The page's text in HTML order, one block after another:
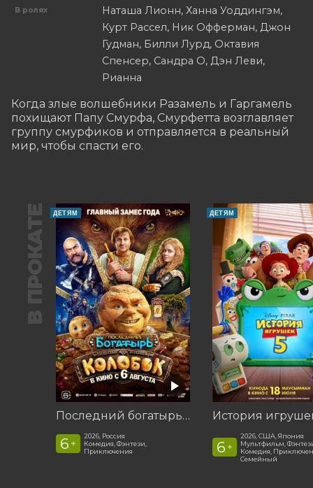
В ролях
Наташа Лионн, Ханна Уоддингэм,
Курт Рассел, Ник Офферман, Джон
Гудман, Билли Лурд, Октавия
Спенсер, Сандра О, Дэн Леви,
Рианна
Когда злые волшебники Разамель и Гаргамель
похищают Папу Смурфа, Смурфетта возглавляет
группу смурфиков и отправляется в реальный
мир, чтобы спасти его.
В ПРОКАТЕ ДЕТЯМ
Последний богатырь. Колобок
6 +
2026, Россия
Комедия, Фэнтези,
Приключения
ДЕТЯМ
История
6 +
2026, США, Япония
Мультфильм,
Комедия,
Семейный